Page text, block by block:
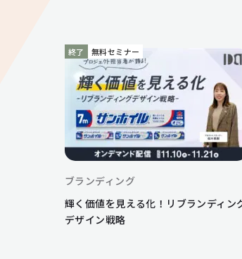
終了 無料セミナー
ブランディング
輝く価値を見える化！リブランディン
デザイン戦略